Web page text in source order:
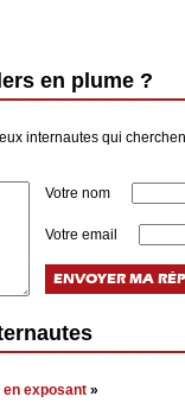
en plume ?
internautes qui
Votre nom
Votre email
exposant »